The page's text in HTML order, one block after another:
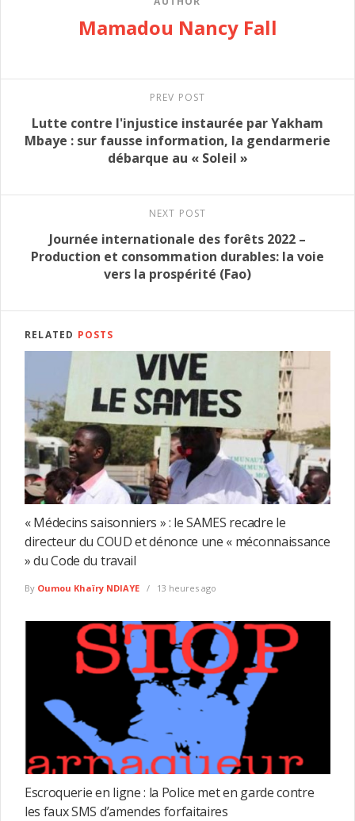
Mamadou Nancy Fall
PREV POST
Lutte contre l'injustice instaurée par Yakham
Mbaye : sur fausse information, la gendarmerie
débarque au « Soleil »
NEXT POST
Journée internationale des forêts 2022 –
Production et consommation durables: la voie
vers la prospérité (Fao)
RELATED POSTS
« Médecins saisonniers » : le SAMES recadre le
directeur du COUD et dénonce une « méconnaissance
» du Code du travail
By Oumou Khaïry NDIAYE 13 heures ago
Escroquerie en ligne : la Police met en garde contre
les faux SMS d’amendes forfaitaires